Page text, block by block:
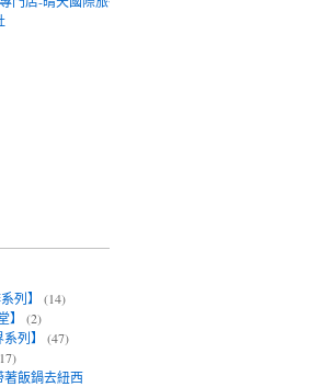
列】
(14)
(2)
列】
(47)
著飯鍋去紐西